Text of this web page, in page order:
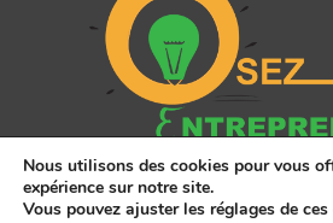
Nous utilisons des cookies pour vous
expérience sur notre site.
Vous pouvez ajuster les réglages de